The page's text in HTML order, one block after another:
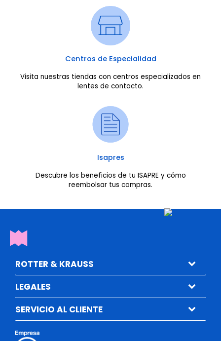
Centros de Especialidad
Visita nuestras tiendas con centros especializados en
lentes de contacto.
Isapres
Descubre los beneficios de tu ISAPRE y cómo
reembolsar tus compras.
ROTTER & KRAUSS
LEGALES
SERVICIO AL CLIENTE